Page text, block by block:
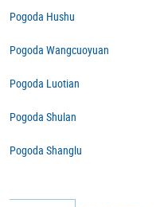
Pogoda Hushu
Pogoda Wangcuoyuan
Pogoda Luotian
Pogoda Shulan
Pogoda Shanglu